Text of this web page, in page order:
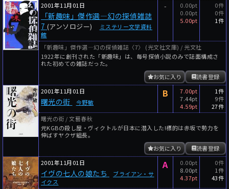
2001年11月01日
「新趣味」傑作選―幻の探偵雑誌
7 (アンソロジー)
ミステリー文学資料
館
-
0.00pt
0.00pt
5.00pt
0件
0件
1件
「新趣味」傑作選―幻の探偵雑誌〈7〉 (光文社文庫) / 光文社
1922年に創刊された「新趣味」は、毎号探偵小説のみで誌面構成さ
れた初めての雑誌だった。
読書登録
お気に入り
2001年11月01日
曙光の街 今野敏
B
7.00pt
7.44pt
4.59pt
1件
9件
27件
曙光の街 / 文藝春秋
元KGBの殺し屋・ヴィクトルが日本に潜入した!標的は赤坂で勢力を
伸ばすヤクザ組長。
読書登録
お気に入り
2001年11月01日
イヴの七人の娘たち
ブライアン・サ
イクス
A
0.00pt
8.00pt
4.37pt
0件
1件
43件